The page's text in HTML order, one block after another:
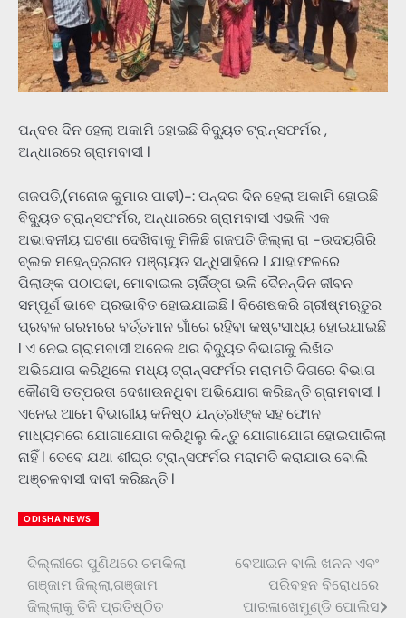
ପନ୍ଦର ଦିନ ହେଲା ଅକାମି ହୋଇଛି ବିଦ୍ୟୁତ ଟ୍ରାନ୍ସଫର୍ମର ,
ଅନ୍ଧାରରେ ଗ୍ରାମବାସୀ l
ଗଜପତି,(ମନୋଜ କୁମାର ପାଢୀ)-: ପନ୍ଦର ଦିନ ହେଲା ଅକାମି ହୋଇଛି
ବିଦ୍ୟୁତ ଟ୍ରାନ୍ସଫର୍ମର, ଅନ୍ଧାରରେ ଗ୍ରାମବାସୀ ଏଭଳି ଏକ
ଅଭାବନୀୟ ଘଟଣା ଦେଖିବାକୁ ମିଳିଛି ଗଜପତି ଜିଲ୍ଲା ରା -ଉଦୟଗିରି
ବ୍ଲକ ମହେନ୍ଦ୍ରଗଡ ପଞ୍ଚାୟତ ସନ୍ଧିସାହିରେ l ଯାହାଫଳରେ
ପିଲାଙ୍କ ପଠାପଢା, ମୋବାଇଲ ଚାର୍ଜିଙ୍ଗ ଭଳି ଦୈନନ୍ଦିନ ଜୀବନ
ସମ୍ପୂର୍ଣ ଭାବେ ପ୍ରଭାବିତ ହୋଇଯାଇଛି l ବିଶେଷକରି ଗ୍ରୀଷ୍ମଋତୁର
ପ୍ରବଳ ଗରମରେ ବର୍ତ୍ତମାନ ଗାଁରେ ରହିବା କଷ୍ଟସାଧ୍ୟ ହୋଇଯାଇଛି
l ଏ ନେଇ ଗ୍ରାମବାସୀ ଅନେକ ଥର ବିଦ୍ୟୁତ ବିଭାଗକୁ ଲିଖିତ
ଅଭିଯୋଗ କରିଥିଲେ ମଧ୍ୟ ଟ୍ରାନ୍ସଫର୍ମର ମରାମତି ଦିଗରେ ବିଭାଗ
କୌଣସି ତତ୍ପରତା ଦେଖାଉନଥିବା ଅଭିଯୋଗ କରିଛନ୍ତି ଗ୍ରାମବାସୀ l
ଏନେଇ ଆମେ ବିଭାଗୀୟ କନିଷ୍ଠ ଯନ୍ତ୍ରୀଙ୍କ ସହ ଫୋନ
ମାଧ୍ୟମରେ ଯୋଗାଯୋଗ କରିଥିଲୁ କିନ୍ତୁ ଯୋଗାଯୋଗ ହୋଇପାରିଲା
ନାହିଁ l ତେବେ ଯଥା ଶୀଘ୍ର ଟ୍ରାନ୍ସଫର୍ମର ମରାମତି କରାଯାଉ ବୋଲି
ଅଞ୍ଚଳବାସୀ ଦାବୀ କରିଛନ୍ତି l
ODISHA NEWS
Post
navigation
ଦିଲ୍ଲୀରେ ପୁଣିଥରେ ଚମକିଲା
ଗଞ୍ଜାମ ଜିଲ୍ଲା,ଗଞ୍ଜାମ
ଜିଲ୍ଲାକୁ ତିନି ପ୍ରତିଷ୍ଠିତ
ବେଆଇନ ବାଲି ଖନନ ଏବଂ
ପରିବହନ ବିରୋଧରେ
ପାରଳାଖେମୁଣ୍ଡି ପୋଲିସ